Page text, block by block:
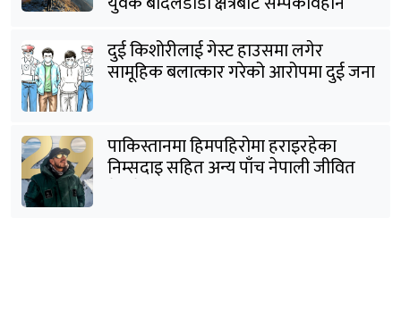
दुई किशोरीलाई गेस्ट हाउसमा लगेर
सामूहिक बलात्कार गरेको आरोपमा दुई जना
पाकिस्तानमा हिमपहिरोमा हराइरहेका
निम्सदाइ सहित अन्य पाँच नेपाली जीवित